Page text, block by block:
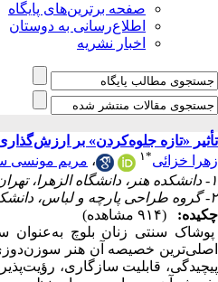
صفحه برترین‌های پایگاه
اطلاع‌رسانی به دوستان
اخبار نشریه
تأثیر «تازه ‌جلوه‌کردن» بر
زهرا خزائی*۱ ، مریم مونسی
۱- دانشکده‌ هنر، دانشگاه الزهرا، تهران، ایران ،
۲- گروه طراحی پارچه و لباس، دانشکده‌ هنر، دانشگاه الزهرا، تهران، ایران
چکیده:
(۹۱۴ مشاهده)
پوشاک سنتی زنان بلوچ
اصلی‌ترین خصیصه آن هنر
پیچیدگی، قابلیت سازگاری،